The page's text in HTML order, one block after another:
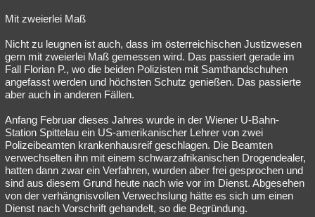
Mit zweierlei Maß
Nicht zu leugnen ist auch, dass im österreichischen Justizwesen
gern mit zweierlei Maß gemessen wird. Das passiert gerade im
Fall Florian P., wo die beiden Polizisten mit Samthandschuhen
angefasst werden und höchsten Schutz genießen. Das passierte
aber auch in anderen Fällen.
Anfang Februar dieses Jahres wurde in der Wiener U-Bahn-
Station Spittelau ein US-amerikanischer Lehrer von zwei
Polizeibeamten krankenhausreif geschlagen. Die Beamten
verwechselten ihn mit einem schwarzafrikanischen Drogendealer,
hatten dann zwar ein Verfahren, wurden aber frei gesprochen und
sind aus diesem Grund heute nach wie vor im Dienst. Abgesehen
von der verhängnisvollen Verwechslung hätte es sich um einen
Dienst nach Vorschrift gehandelt, so die Begründung.